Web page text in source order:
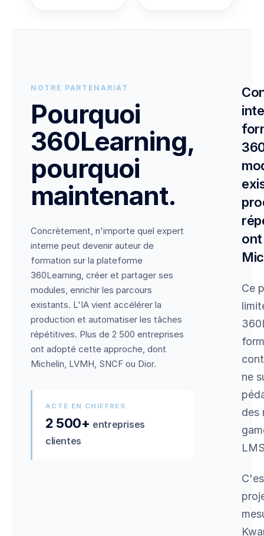
NOTRE PARTENARIAT
Pourquoi
360Learning,
pourquoi
maintenant.
Concrètement, n'importe quel expert
interne peut devenir auteur de
formation sur la plateforme
360Learning, créer et partager ses
modules, enrichir les parcours
existants. L'IA vient accélérer la
production et automatiser les tâches
répétitives. Plus de 2 500 entreprises
ont adopté cette approche, dont
Michelin, LVMH, SNCF ou Dior.
ACTÉ EN CHIFFRES
2 500+ entreprises
clientes
Ce
ne
des